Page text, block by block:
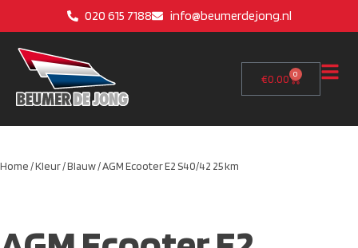
020 615 7188 info@beumerdejong.nl
€0.00 0
Home /Kleur/Blauw/ AGM Ecooter E2 S40/42 25 km